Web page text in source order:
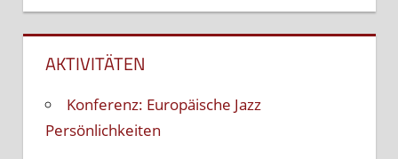
AKTIVITÄTEN
Konferenz: Europäische Jazz
Persönlichkeiten